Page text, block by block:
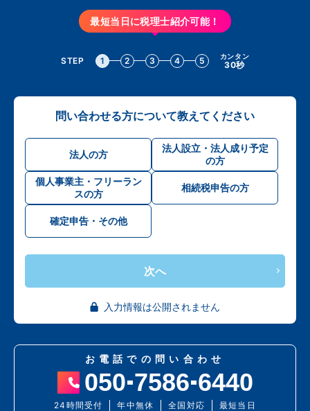
最短当日に税理士紹介可能！
STEP 1 2 3 4 5 カンタン
30秒
問い合わせる方について教えてください
法人の方
法人設立・法人成り予定
の方
個人事業主・フリーラン
スの方
相続税申告の方
確定申告・その他
次へ
入力情報は公開されません
お電話での問い合わせ
050 7586 6440
24時間受付 年中無休 全国対応 最短当日